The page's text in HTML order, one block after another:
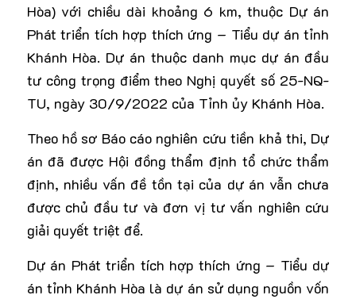
Hòa) với chiều dài khoảng 6 km, thuộc Dự án
Phát triển tích hợp thích ứng – Tiểu dự án tỉnh
Khánh Hòa. Dự án thuộc danh mục dự án đầu
tư công trọng điểm theo Nghị quyết số 25-NQ-
TU, ngày 30/9/2022 của Tỉnh ủy Khánh Hòa.
Theo hồ sơ Báo cáo nghiên cứu tiền khả thi, Dự
án đã được Hội đồng thẩm định tổ chức thẩm
định, nhiều vấn đề tồn tại của dự án vẫn chưa
được chủ đầu tư và đơn vị tư vấn nghiên cứu
giải quyết triệt để.
Dự án Phát triển tích hợp thích ứng – Tiểu dự
án tỉnh Khánh Hòa là dự án sử dụng nguồn vốn